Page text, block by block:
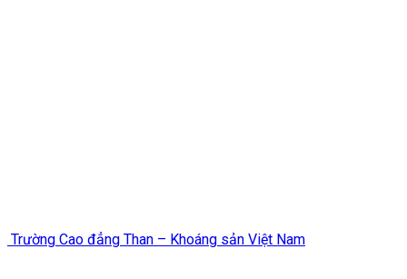
Trường Cao đẳng Than – Khoáng sản Việt Nam